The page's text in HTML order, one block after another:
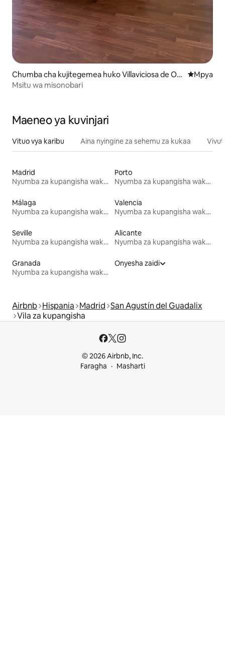
Chumba cha kujitegemea huko Villaviciosa de Od
ón
Eneo jipya
Mpya
Msitu wa misonobari
Maeneo ya kuvinjari
Vituo vya karibu Aina nyingine za sehemu za kukaa
Madrid
Nyumba za kupangisha wakati wa likizo
Porto
Nyumba za kupangisha wakati wa likizo
Málaga
Nyumba za kupangisha wakati wa likizo
Valencia
Nyumba za kupangisha wakati wa likizo
Seville
Nyumba za kupangisha wakati wa likizo
Alicante
Nyumba za kupangisha wakati wa likizo
Granada
Nyumba za kupangisha wakati wa likizo
Onyesha zaidi
Airbnb Hispania Madrid San Agustín del Guadalix
Vila za kupangisha
© 2026 Airbnb, Inc.
Faragha
Masharti